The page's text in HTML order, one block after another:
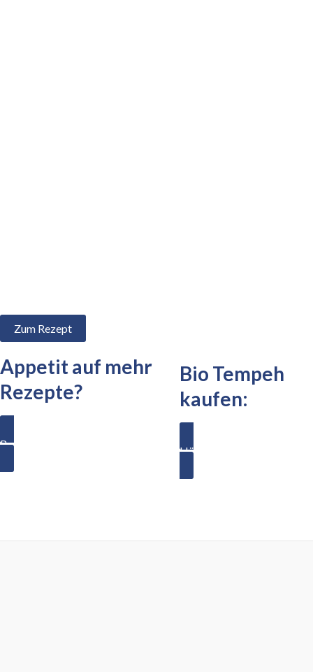
Zum Rezept
Appetit auf mehr
Rezepte?
Rezeptübersicht
Bio Tempeh
kaufen:
Händler